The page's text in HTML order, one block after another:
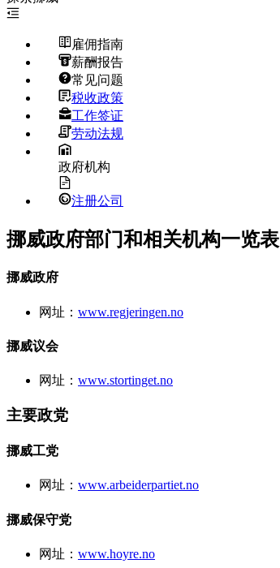
雇佣指南
薪酬报告
常见问题
税收政策
工作签证
劳动法规
政府机构
注册公司
挪威政府部门和相关机构一览表
挪威政府
网址： www.regjeringen.no
挪威议会
网址： www.stortinget.no
主要政党
挪威工党
网址： www.arbeiderpartiet.no
挪威保守党
网址： www.hoyre.no